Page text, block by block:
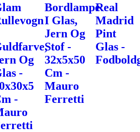
Og
-
-
Bordlampe
I Glas,
Jern Og
Stof -
32x5x50
Cm -
Mauro
Ferretti
Real
Madrid
Pint
Glas -